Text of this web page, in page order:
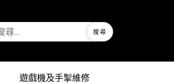
遊戲機及手掣維修